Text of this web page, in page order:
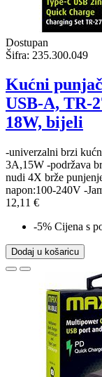
Dostupan
Šifra: 235.300.049
Kućni
USB-A, TR-
18W, bijeli
-univerzalni brzi
3A,15W -podržava
nudi 4X brže
napon:100-240V -
12,11 €
-5% Cijena s
Dodaj u košaricu